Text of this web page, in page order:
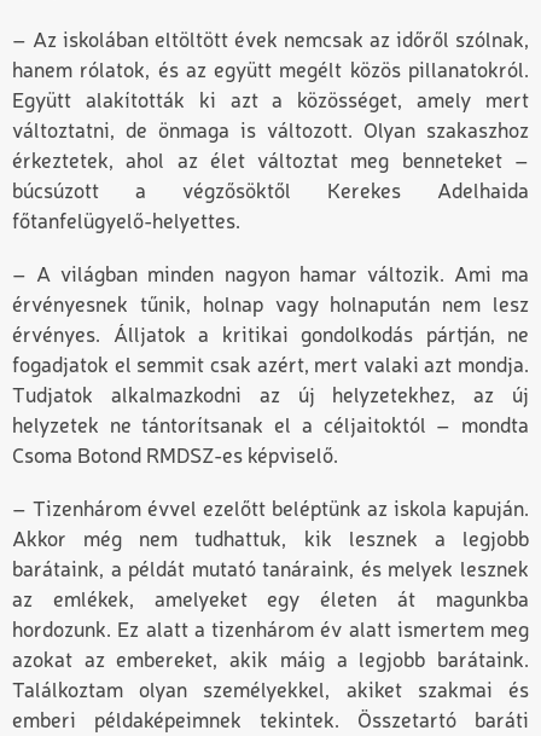
– Az iskolában eltöltött évek nemcsak az időről szólnak,
hanem rólatok, és az együtt megélt közös pillanatokról.
Együtt alakították ki azt a közösséget, amely mert
változtatni, de önmaga is változott. Olyan szakaszhoz
érkeztetek, ahol az élet változtat meg benneteket –
búcsúzott a végzősöktől Kerekes Adelhaida
főtanfelügyelő-helyettes.
– A világban minden nagyon hamar változik. Ami ma
érvényesnek tűnik, holnap vagy holnapután nem lesz
érvényes. Álljatok a kritikai gondolkodás pártján, ne
fogadjatok el semmit csak azért, mert valaki azt mondja.
Tudjatok alkalmazkodni az új helyzetekhez, az új
helyzetek ne tántorítsanak el a céljaitoktól – mondta
Csoma Botond RMDSZ-es képviselő.
– Tizenhárom évvel ezelőtt beléptünk az iskola kapuján.
Akkor még nem tudhattuk, kik lesznek a legjobb
barátaink, a példát mutató tanáraink, és melyek lesznek
az emlékek, amelyeket egy életen át magunkba
hordozunk. Ez alatt a tizenhárom év alatt ismertem meg
azokat az embereket, akik máig a legjobb barátaink.
Találkoztam olyan személyekkel, akiket szakmai és
emberi példaképeimnek tekintek. Összetartó baráti